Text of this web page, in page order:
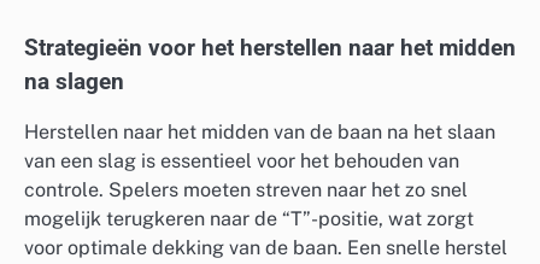
Strategieën voor het herstellen naar het midden
na slagen
Herstellen naar het midden van de baan na het slaan
van een slag is essentieel voor het behouden van
controle. Spelers moeten streven naar het zo snel
mogelijk terugkeren naar de “T”-positie, wat zorgt
voor optimale dekking van de baan. Een snelle herstel